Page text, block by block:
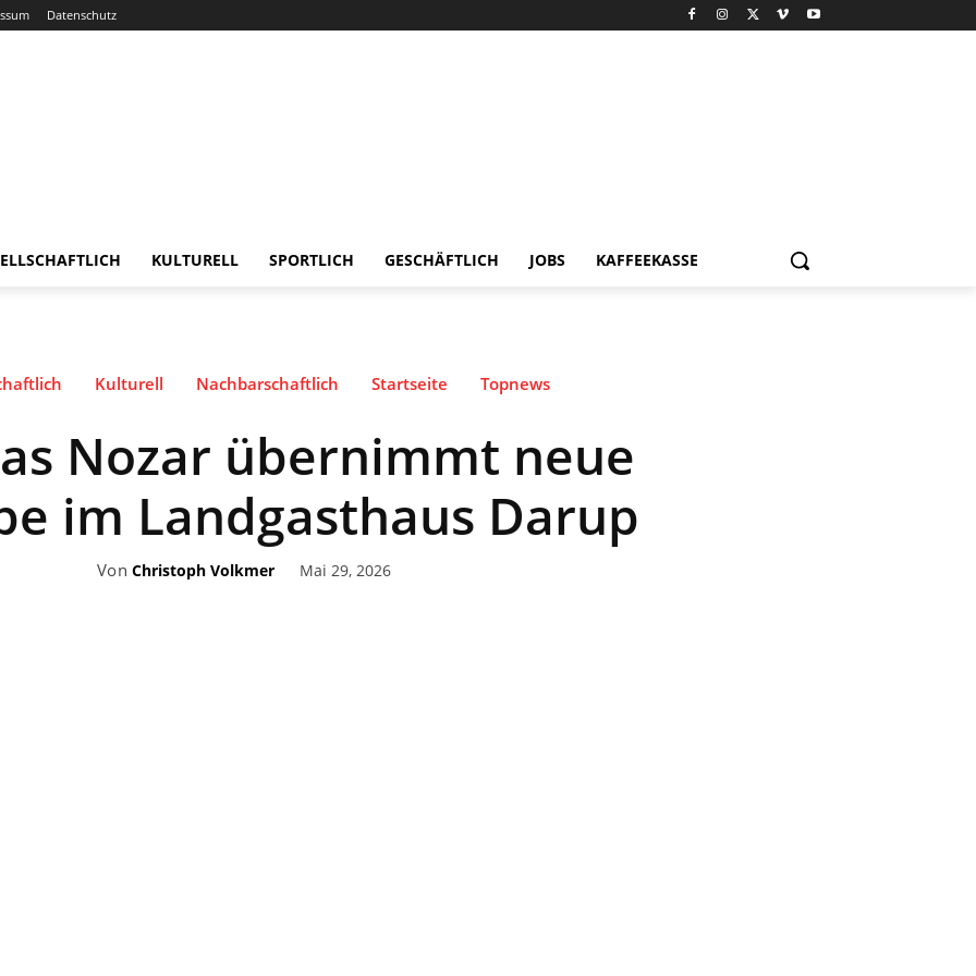
Datenschutz
KULTURELL SPORTLICH GESCHÄFTLICH JOBS KAFFEEKASSE
Kulturell Nachbarschaftlich Startseite Topnews
Nozar übernimmt neue
im Landgasthaus Darup
Von Christoph Volkmer Mai 29, 2026